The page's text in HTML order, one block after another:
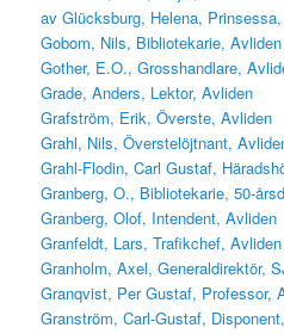
av Glücksburg, Helena,
Gobom, Nils, Bibliotekarie, Avliden
Gother, E.O., Grosshandlare,
Grade, Anders, Lektor, Avliden
Grafström, Erik, Överste, Avliden
Grahl, Nils, Överstelöjtnant,
Grahl-Flodin, Carl Gustaf,
Granberg, O., Bibliotekarie, 50-
Granberg, Olof, Intendent, Avliden
Granfeldt, Lars, Trafikchef, Avliden
Granholm, Axel, Generaldirektör,
Granqvist, Per Gustaf, Professor,
Granström, Carl-Gustaf,